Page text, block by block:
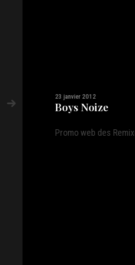
23 janvier 2012
Boys Noize
Promo web des